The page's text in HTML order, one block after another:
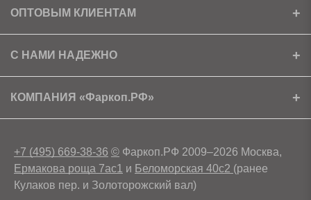
Установка
Доставка
ОПТОВЫМ КЛИЕНТАМ
Ищем партнеров
Скачать прайс
С НАМИ НАДЕЖНО
Сертификаты
Условия возврата
КОМПАНИЯ «Фаркоп.РФ»
+7 (495) 669-38-36 © Фаркоп.РФ 2009–2026 Москва,
Ермакова роща 7ас1 и Беломорская 40с2 (ранее
Кулаков пер. и Золоторожский вал)